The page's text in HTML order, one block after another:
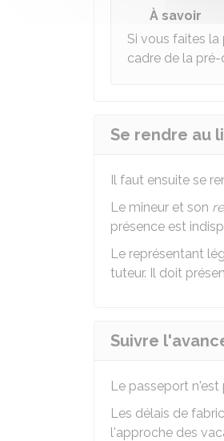
À savoir
Si vous faites la
cadre de la
Se rendre au
Il faut ensuite se
Le mineur et son
présence est
Le représentant
tuteur. Il doit
Suivre
Le passeport
Les délais de
l'approche des